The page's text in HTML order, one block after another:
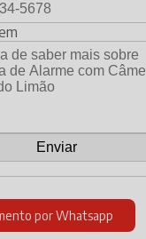
por Whatsapp